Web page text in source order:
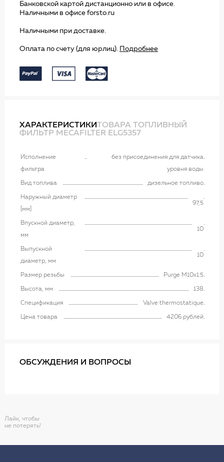
Банковской картой дистанционно или в офисе.
Наличными в офисе forsto.ru
Наличными при доставке.
Оплата по счету (для юрлиц). Подробнее
ХАРАКТЕРИСТИКИТОВАРА ТОПЛИВНЫЙ
ФИЛЬТР MECAFILTER ELG5357
Исполнение
фильтра
без присоединения для датчика
уровня воды
Вид топлива дизельное топливо
Наружный диаметр
[мм]
97,5
Впускной диаметр,
мм
10
Выпускной
диаметр, мм
10
Размер резьбы Purge M10x1.5
Высота, мм 138
Спецификация Valve thermostatique
Цена товара 4206 рублей
ОБСУЖДЕНИЯ И ВОПРОСЫ
Лайк, чтобы
не потерять!